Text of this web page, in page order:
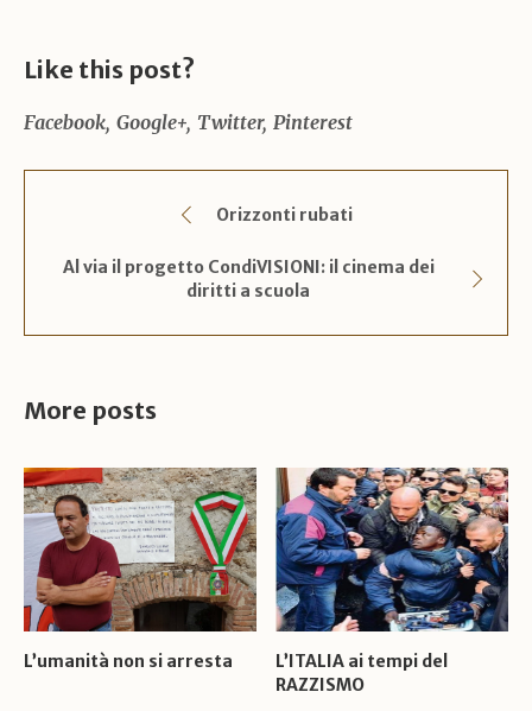
Like this post?
Facebook Google+ Twitter Pinterest
Orizzonti rubati
Al via il progetto CondiVISIONI: il cinema dei
diritti a scuola
More posts
L’umanità non si arresta
L’ITALIA ai tempi del
RAZZISMO